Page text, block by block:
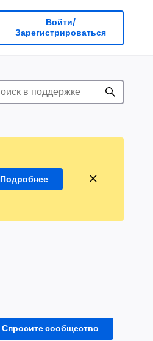
Войти/
Зарегистрироваться
Подробнее
Спросите сообщество